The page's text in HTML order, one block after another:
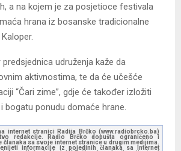
a na kojem je za posjetioce festivala
hrana iz bosanske tradicionalne
udruženja kaže da
aktivnostima, te da će učešće
“Čari zime”, gdje će također izložiti
bogatu ponudu domaće hrane.
internet stranici Radija Brčko (www.radiobrcko.ba)
redakcije. Radio Brčko dopušta ograničeno i
sa svoje internet stranice u drugim medijima.
informacije iz pojedinih članaka sa Internet